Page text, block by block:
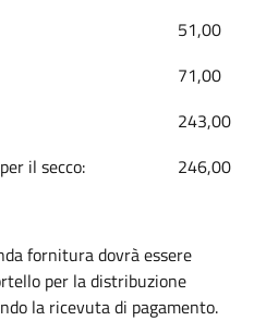
51,00
71,00
243,00
il secco:
246,00
fornitura dovrà essere
per la distribuzione
la ricevuta di pagamento.